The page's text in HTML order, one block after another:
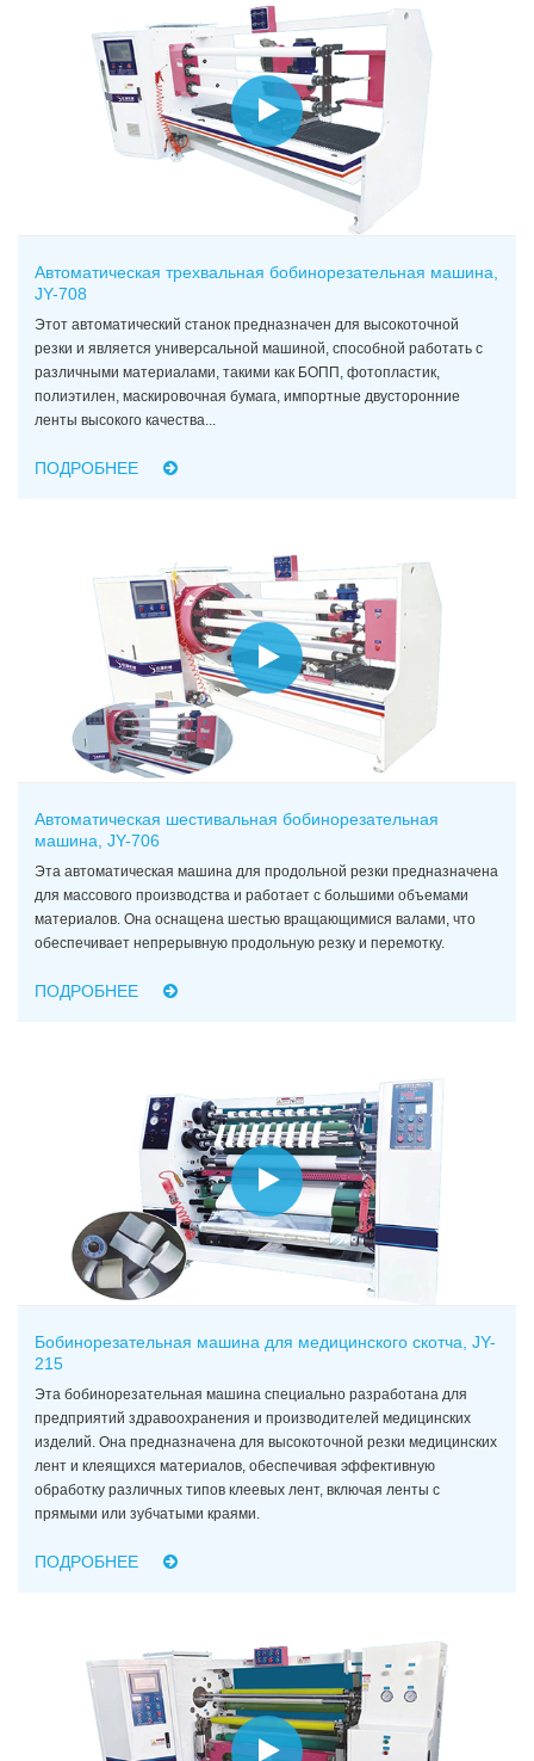
Автоматическая трехвальная бобинорезательная машина,
JY-708
Этот автоматический станок предназначен для высокоточной
резки и является универсальной машиной, способной работать с
различными материалами, такими как БОПП, фотопластик,
полиэтилен, маскировочная бумага, импортные двусторонние
ленты высокого качества...
ПОДРОБНЕЕ
Автоматическая шестивальная бобинорезательная
машина, JY-706
Эта автоматическая машина для продольной резки предназначена
для массового производства и работает с большими объемами
материалов. Она оснащена шестью вращающимися валами, что
обеспечивает непрерывную продольную резку и перемотку.
ПОДРОБНЕЕ
Бобинорезательная машина для медицинского скотча, JY-
215
Эта бобинорезательная машина специально разработана для
предприятий здравоохранения и производителей медицинских
изделий. Она предназначена для высокоточной резки медицинских
лент и клеящихся материалов, обеспечивая эффективную
обработку различных типов клеевых лент, включая ленты с
прямыми или зубчатыми краями.
ПОДРОБНЕЕ